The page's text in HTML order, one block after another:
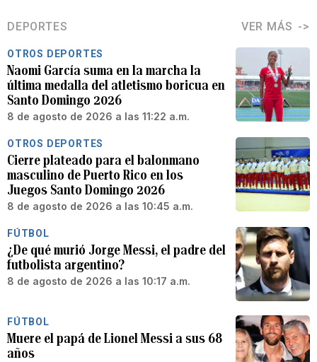
DEPORTES VER MÁS
OTROS DEPORTES
Naomi García suma en la marcha la
última medalla del atletismo boricua en
Santo Domingo 2026
8 de agosto de 2026 a las 11:22 a.m.
OTROS DEPORTES
Cierre plateado para el balonmano
masculino de Puerto Rico en los
Juegos Santo Domingo 2026
8 de agosto de 2026 a las 10:45 a.m.
FÚTBOL
¿De qué murió Jorge Messi, el padre del
futbolista argentino?
8 de agosto de 2026 a las 10:17 a.m.
FÚTBOL
Muere el papá de Lionel Messi a sus 68
años